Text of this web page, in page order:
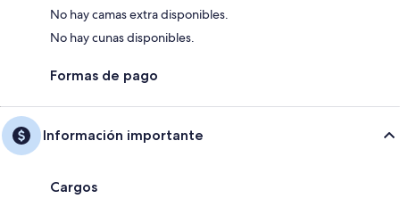
No hay camas extra disponibles.
No hay cunas disponibles.
Formas de pago
Información importante
Cargos